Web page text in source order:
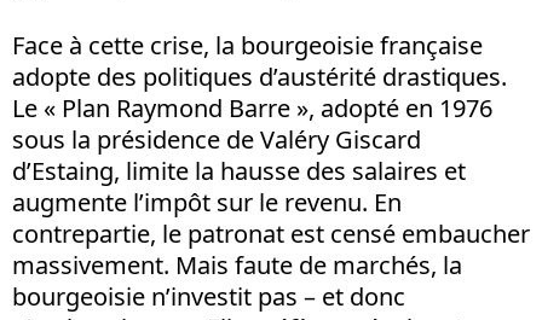
Face à cette crise, la bourgeoisie française
adopte des politiques d’austérité drastiques.
Le « Plan Raymond Barre », adopté en 1976
sous la présidence de Valéry Giscard
d’Estaing, limite la hausse des salaires et
augmente l’impôt sur le revenu. En
contrepartie, le patronat est censé embaucher
massivement. Mais faute de marchés, la
bourgeoisie n’investit pas – et donc